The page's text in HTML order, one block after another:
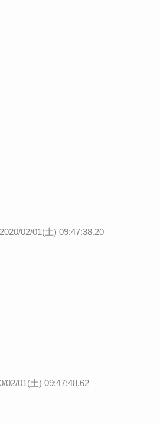
2020/02/01(土) 09:47:38.20
02/01(土) 09:47:48.62